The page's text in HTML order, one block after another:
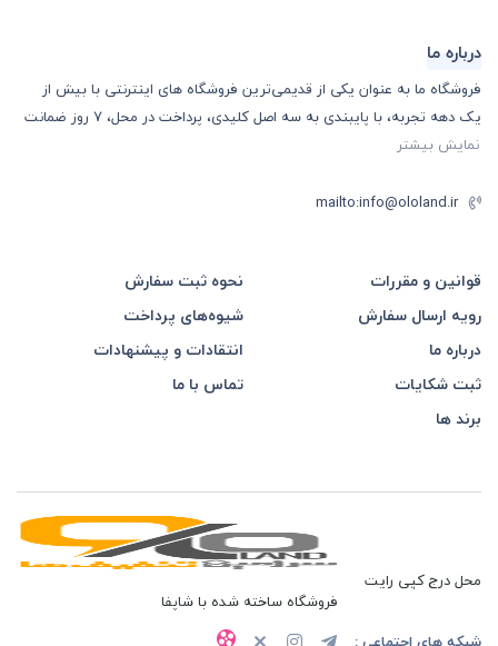
درباره ما
فروشگاه ما به عنوان یکی از قدیمی‌ترین فروشگاه های اینترنتی با بیش از
یک دهه تجربه، با پایبندی به سه اصل کلیدی، پرداخت در محل، 7 روز ضمانت
نمایش بیشتر
mailto:info@ololand.ir
قوانین و مقررات
نحوه ثبت سفارش
رویه ارسال سفارش
شیوه‌های پرداخت
درباره ما
انتقادات و پیشنهادات
ثبت شکایات
تماس با ما
برند ها
محل درج کپی رایت
فروشگاه ساخته شده با شاپفا